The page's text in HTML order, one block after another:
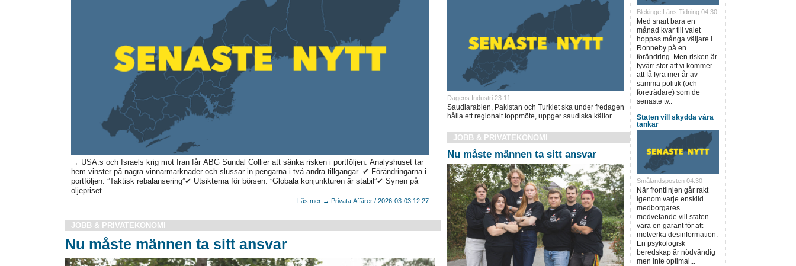
→ USA:s och Israels krig mot Iran får ABG Sundal Collier att sänka risken i portföljen. Analyshuset tar
hem vinster på några vinnarmarknader och slussar in pengarna i två andra tillgångar. ✔ Förändringarna i
portföljen: ”Taktisk rebalansering”✔ Utsikterna för börsen: ”Globala konjunkturen är stabil”✔ Synen på
oljepriset..
Läs mer → Privata Affärer / 2026-03-03 12:27
JOBB & PRIVATEKONOMI
Nu måste männen ta sitt ansvar
Dagens Industri 23:11
Saudiarabien, Pakistan och Turkiet ska under fredagen
hålla ett regionalt toppmöte, uppger saudiska källor...
JOBB & PRIVATEKONOMI
Nu måste männen ta sitt ansvar
Blekinge Läns Tidning 04:30
Med snart bara en
månad kvar till valet
hoppas många väljare i
Ronneby på en
förändring. Men risken är
tyvärr stor att vi kommer
att få fyra mer år av
samma politik (och
företrädare) som de
senaste tv..
Staten vill skydda våra
tankar
Smålandsposten 04:30
När frontlinjen går rakt
igenom varje enskild
medborgares
medvetande vill staten
vara en garant för att
motverka desinformation.
En psykologisk
beredskap är nödvändig
men inte optimal...